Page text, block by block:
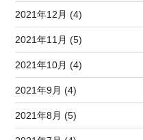
2021年12月 (4)
2021年11月 (5)
2021年10月 (4)
2021年9月 (4)
2021年8月 (5)